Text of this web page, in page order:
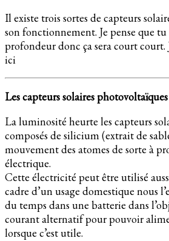
Il existe trois sortes de capteurs
son fonctionnement. Je pense que tu
profondeur donc ça sera court court.
ici
Les capteurs solaires photovoltaïques
La luminosité heurte les capteurs
composés de silicium (extrait de
mouvement des atomes de sorte à
électrique.
Cette électricité peut être utilisé
cadre d’un usage domestique nous
du temps dans une batterie dans
courant alternatif pour pouvoir
lorsque c’est utile.